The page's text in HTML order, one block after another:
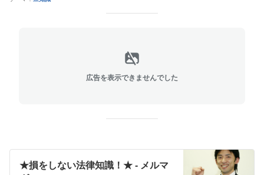
広告を表示できませんでした
★損をしない法律知識！★ - メルマ